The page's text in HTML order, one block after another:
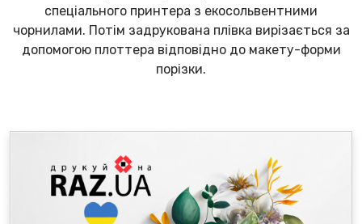
спеціального принтера з екосольвентними
чорнилами. Потім задрукована плівка вирізається за
допомогою плоттера відповідно до макету-форми
порізки.